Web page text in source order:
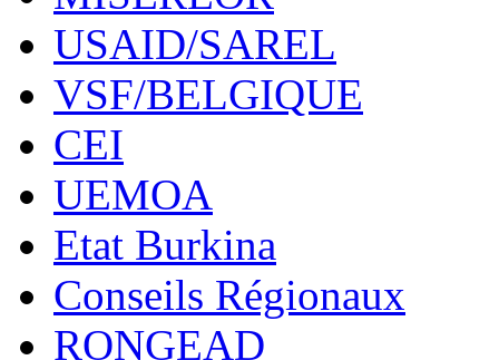
USAID/SAREL
VSF/BELGIQUE
CEI
UEMOA
Etat Burkina
Conseils Régionaux
RONGEAD